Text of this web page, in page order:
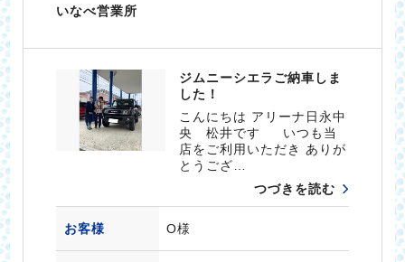
いなべ営業所
ジムニーシエラご納車しま
した！
こんにちは アリーナ日永中
央 松井です いつも当
店をご利用いただき ありが
とうござ…
つづきを読む
お客様 O様